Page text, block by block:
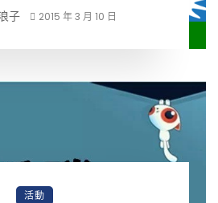
子 2015 年 3 月 10 日
活動